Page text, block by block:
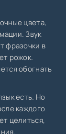
цвета,
Звук
фразочки в
рожок.
обогнать
есть. Но
каждого
целиться,